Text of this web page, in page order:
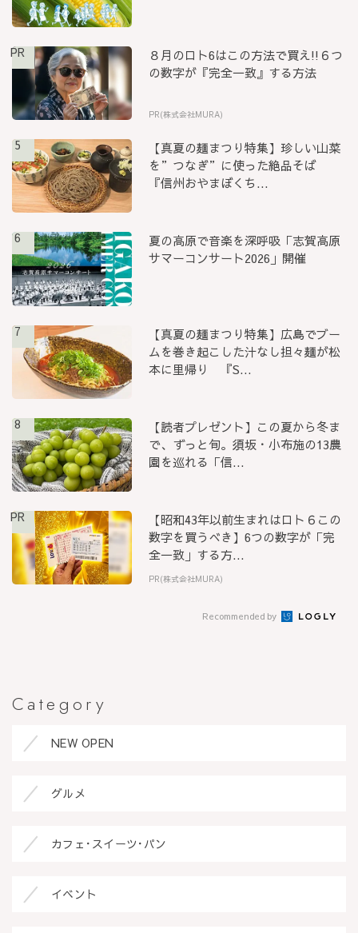
PR
８月のロト6はこの方法で買え!!６つ
の数字が『完全一致』する方法
PR(株式会社MURA)
5
【真夏の麺まつり特集】珍しい山菜
を”つなぎ”に使った絶品そば
『信州おやまぼくち...
6
夏の高原で音楽を深呼吸「志賀高原
サマーコンサート2026」開催
7
【真夏の麺まつり特集】広島でブー
ムを巻き起こした汁なし担々麺が松
本に里帰り 『S...
8
【読者プレゼント】この夏から冬ま
で、ずっと旬。須坂・小布施の13農
園を巡れる「信...
PR
【昭和43年以前生まれはロト６この
数字を買うべき】6つの数字が「完
全一致」する方...
PR(株式会社MURA)
Recommended by
Category
NEW OPEN
グルメ
カフェ･スイーツ･パン
イベント